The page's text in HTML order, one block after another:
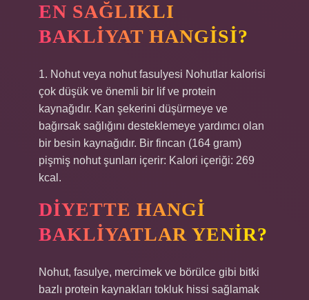
EN SAĞLIKLI
BAKLIYAT HANGISI?
1. Nohut veya nohut fasulyesi Nohutlar kalorisi
çok düşük ve önemli bir lif ve protein
kaynağıdır. Kan şekerini düşürmeye ve
bağırsak sağlığını desteklemeye yardımcı olan
bir besin kaynağıdır. Bir fincan (164 gram)
pişmiş nohut şunları içerir: Kalori içeriği: 269
kcal.
DIYETTE HANGI
BAKLIYATLAR YENIR?
Nohut, fasulye, mercimek ve börülce gibi bitki
bazlı protein kaynakları tokluk hissi sağlamak